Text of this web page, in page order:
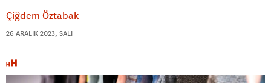
Çiğdem Öztabak
26 ARALIK 2023, SALI